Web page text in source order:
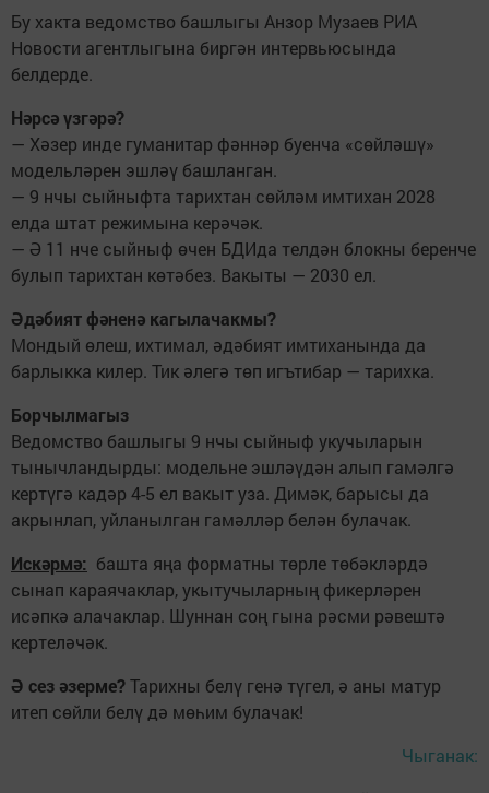
Бу хакта ведомство башлыгы Анзор Музаев РИА
Новости агентлыгына биргән интервьюсында
белдерде.
Нәрсә үзгәрә?
— Хәзер инде гуманитар фәннәр буенча «сөйләшү»
модельләрен эшләү башланган.
— 9 нчы сыйныфта тарихтан сөйләм имтихан 2028
елда штат режимына керәчәк.
— Ә 11 нче сыйныф өчен БДИда телдән блокны беренче
булып тарихтан көтәбез. Вакыты — 2030 ел.
Әдәбият фәненә кагылачакмы?
Мондый өлеш, ихтимал, әдәбият имтиханында да
барлыкка килер. Тик әлегә төп игътибар — тарихка.
Борчылмагыз
Ведомство башлыгы 9 нчы сыйныф укучыларын
тынычландырды: модельне эшләүдән алып гамәлгә
кертүгә кадәр 4-5 ел вакыт уза. Димәк, барысы да
акрынлап, уйланылган гамәлләр белән булачак.
Искәрмә: башта яңа форматны төрле төбәкләрдә
сынап караячаклар, укытучыларның фикерләрен
исәпкә алачаклар. Шуннан соң гына рәсми рәвештә
кертеләчәк.
Ә сез әзерме?Тарихны белү генә түгел, ә аны матур
итеп сөйли белү дә мөһим булачак!
Чыганак: